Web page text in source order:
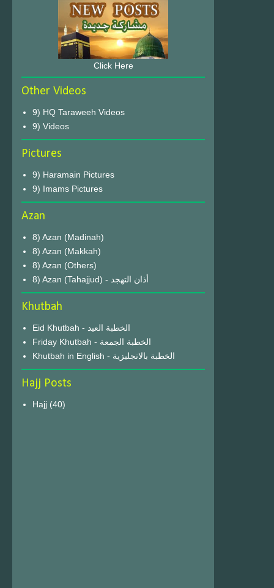
Click Here
Other Videos
9) HQ Taraweeh Videos
9) Videos
Pictures
9) Haramain Pictures
9) Imams Pictures
Azan
8) Azan (Madinah)
8) Azan (Makkah)
8) Azan (Others)
8) Azan (Tahajjud) - أذان التهجد
Khutbah
Eid Khutbah - الخطبة العيد
Friday Khutbah - الخطبة الجمعة
Khutbah in English - الخطبة بالانجليزية
Hajj Posts
Hajj (40)